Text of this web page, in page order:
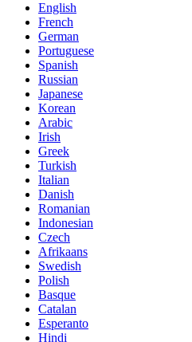
English
French
German
Portuguese
Spanish
Russian
Japanese
Korean
Arabic
Irish
Greek
Turkish
Italian
Danish
Romanian
Indonesian
Czech
Afrikaans
Swedish
Polish
Basque
Catalan
Esperanto
Hindi